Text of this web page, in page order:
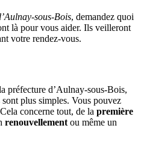
sous-Bois, demandez quoi
là pour vous aider. Ils veilleront
votre rendez-vous.
préfecture d’Aulnay-sous-Bois,
sont plus simples. Vous pouvez
concerne tout, de la première
renouvellementou même un